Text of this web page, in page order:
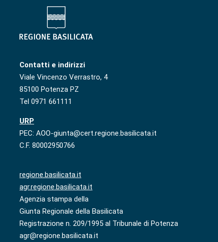
Contatti e indirizzi
Viale Vincenzo Verrastro, 4
85100 Potenza PZ
Tel 0971 661111
URP
PEC: AOO-giunta@cert.regione.basilicata.it
C.F. 80002950766
regione.basilicata.it
agr.regione.basilicata.it
Agenzia stampa della
Giunta Regionale della Basilicata
Registrazione n. 209/1995 al Tribunale di Potenza
agr@regione.basilicata.it